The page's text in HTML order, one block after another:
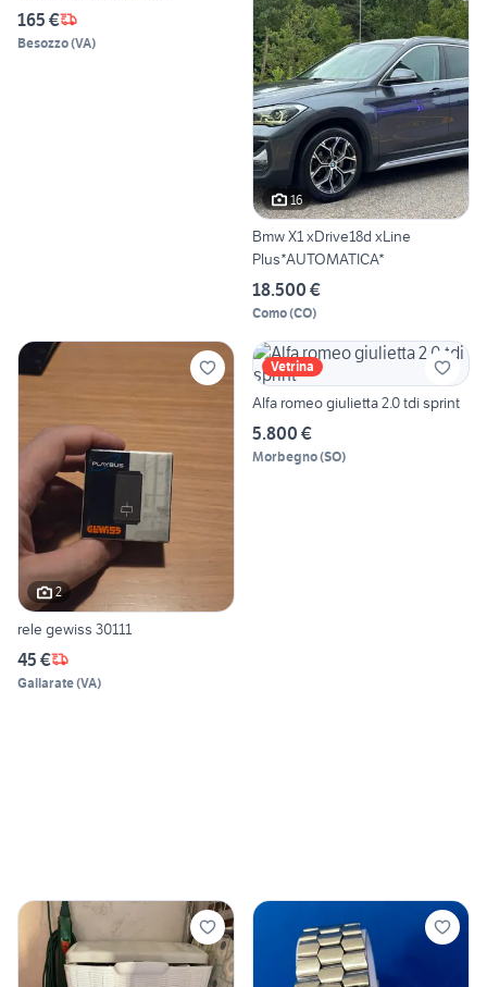
165 €
Besozzo(VA)
16
Bmw X1 xDrive18d xLine
Plus*AUTOMATICA*
18.500 €
Como(CO)
2
rele gewiss 30111
45 €
Gallarate(VA)
Vetrina
Alfa romeo giulietta 2.0 tdi sprint
5.800 €
Morbegno(SO)